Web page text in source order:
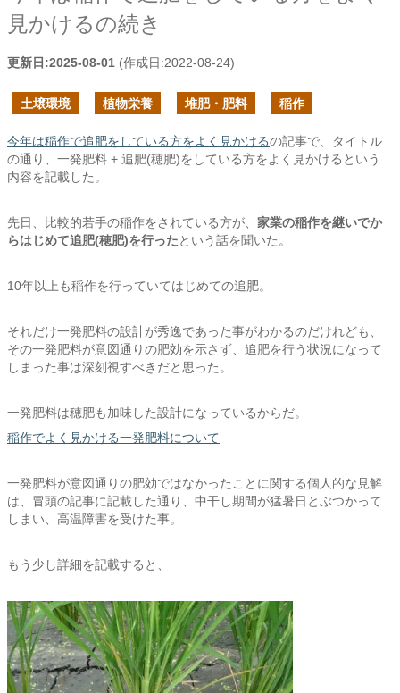
見かけるの続き
更新日:2025-08-01 (作成日:2022-08-24)
土壌環境 植物栄養 堆肥・肥料 稲作
今年は稲作で追肥をしている方をよく見かけるの記事で、タイトル
の通り、一発肥料 + 追肥(穂肥)をしている方をよく見かけるという
内容を記載した。
先日、比較的若手の稲作をされている方が、 家業の稲作を継いでか
らはじめて追肥(穂肥)を行ったという話を聞いた。
10年以上も稲作を行っていてはじめての追肥。
それだけ一発肥料の設計が秀逸であった事がわかるのだけれども、
その一発肥料が意図通りの肥効を示さず、追肥を行う状況になって
しまった事は深刻視すべきだと思った。
一発肥料は穂肥も加味した設計になっているからだ。
稲作でよく見かける一発肥料について
一発肥料が意図通りの肥効ではなかったことに関する個人的な見解
は、冒頭の記事に記載した通り、中干し期間が猛暑日とぶつかって
しまい、高温障害を受けた事。
もう少し詳細を記載すると、